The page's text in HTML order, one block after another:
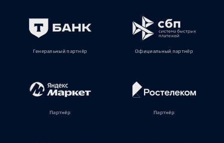
Генеральный партнёр Официальный партнёр
Партнёр Партнёр